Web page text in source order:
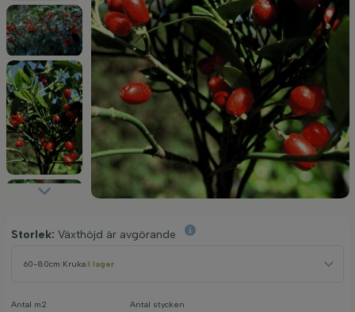
Storlek: Växthöjd är avgörande
60-80cm Kruka I lager
Antal m2 Antal stycken